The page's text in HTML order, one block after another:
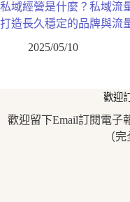
私域經營是什麼？私域流
打造長久穩定的品牌與流
2025/05/10
歡迎
歡迎留下Email訂閱電子
（